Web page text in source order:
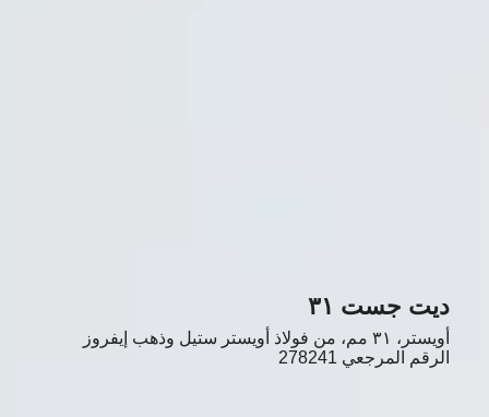
ديت جست ٣١
أويستر، ٣١ مم، من فولاذ أويستر ستيل وذهب إيفروز
الرقم المرجعي 278241